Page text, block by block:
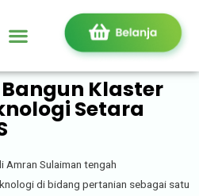
Klaster
Setara
Amran Sulaiman tengah
di bidang pertanian sebagai satu